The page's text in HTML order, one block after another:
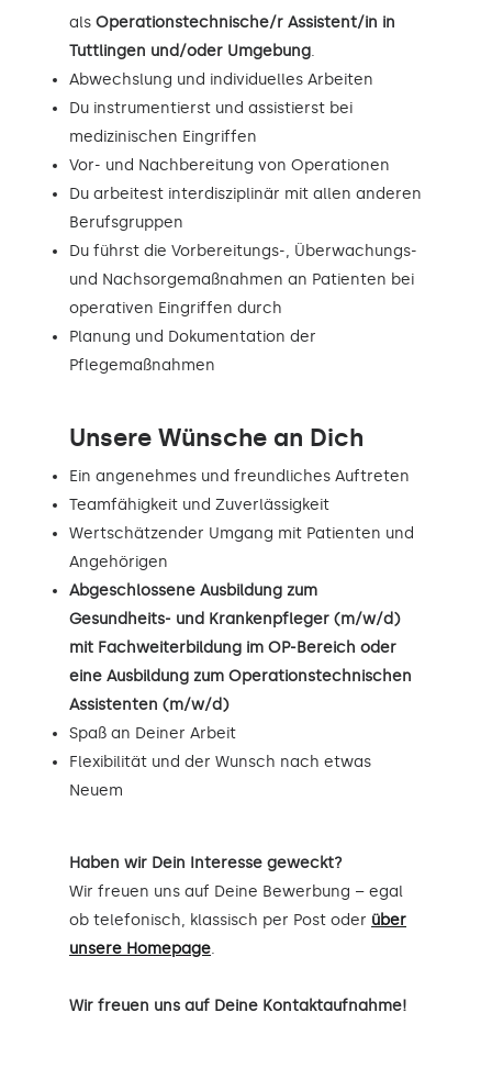
als Operationstechnische/r Assistent/in in
Tuttlingen und/oder Umgebung.
Abwechslung und individuelles Arbeiten
Du instrumentierst und assistierst bei
medizinischen Eingriffen
Vor- und Nachbereitung von Operationen
Du arbeitest interdisziplinär mit allen anderen
Berufsgruppen
Du führst die Vorbereitungs-, Überwachungs-
und Nachsorgemaßnahmen an Patienten bei
operativen Eingriffen durch
Planung und Dokumentation der
Pflegemaßnahmen
Unsere Wünsche an Dich
Ein angenehmes und freundliches Auftreten
Teamfähigkeit und Zuverlässigkeit
Wertschätzender Umgang mit Patienten und
Angehörigen
Abgeschlossene Ausbildung zum
Gesundheits- und Krankenpfleger (m/w/d)
mit Fachweiterbildung im OP-Bereich oder
eine Ausbildung zum Operationstechnischen
Assistenten (m/w/d)
Spaß an Deiner Arbeit
Flexibilität und der Wunsch nach etwas
Neuem
Haben wir Dein Interesse geweckt?
Wir freuen uns auf Deine Bewerbung – egal
ob telefonisch, klassisch per Post oder über
unsere Homepage.
Wir freuen uns auf Deine Kontaktaufnahme!